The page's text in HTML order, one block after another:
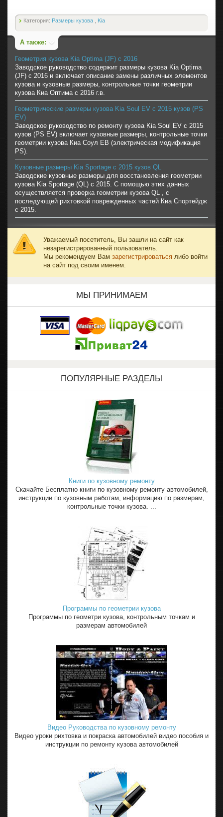
Категория: Размеры кузова , Kia
А также:
Геометрия кузова Kia Optima (JF) с 2016
Заводское руководство содержит размеры кузова Kia Optima
(JF) с 2016 и включает описание замены различных элементов
кузова и кузовные размеры, контрольные точки геометрии
кузова Киа Оптима с 2016 г.в.
Геометрические размеры кузова Kia Soul EV с 2015 кузов (PS
EV)
Заводское руководство по ремонту кузова Kia Soul EV с 2015
кузов (PS EV) включает кузовные размеры, контрольные точки
геометрии кузова Киа Соул ЕВ (электрическая модификация
PS).
Кузовные размеры Kia Sportage с 2015 кузов QL
Заводские кузовные размеры для восстановления геометрии
кузова Kia Sportage (QL) с 2015. С помощью этих данных
осуществляется проверка геометрии кузова QL , с
последующей рихтовкой поврежденных частей Киа Спортейдж
с 2015.
Уважаемый посетитель, Вы зашли на сайт как
незарегистрированный пользователь.
Мы рекомендуем Вам зарегистрироваться либо войти
на сайт под своим именем.
МЫ ПРИНИМАЕМ
ПОПУЛЯРНЫЕ РАЗДЕЛЫ
Книги по кузовному ремонту
Скачайте Бесплатно книги по кузовному ремонту автомобилей,
инструкции по кузовным работам, информацию по размерам,
контрольные точки кузова. ...
Программы по геометрии кузова
Программы по геометри кузова, контрольным точкам и
размерам автомобилей
Видео Руководства по кузовному ремонту
Видео уроки рихтовка и покраска автомобилей видео пособия и
инструкции по ремонту кузова автомобилей